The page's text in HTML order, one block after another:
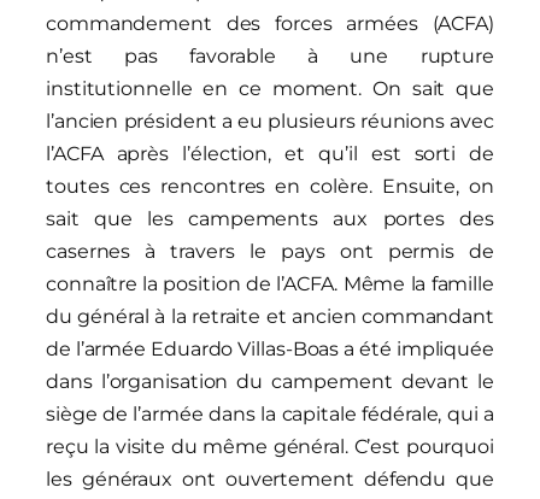
commandement des forces armées (ACFA)
n’est pas favorable à une rupture
institutionnelle en ce moment. On sait que
l’ancien président a eu plusieurs réunions avec
l’ACFA après l’élection, et qu’il est sorti de
toutes ces rencontres en colère. Ensuite, on
sait que les campements aux portes des
casernes à travers le pays ont permis de
connaître la position de l’ACFA. Même la famille
du général à la retraite et ancien commandant
de l’armée Eduardo Villas-Boas a été impliquée
dans l’organisation du campement devant le
siège de l’armée dans la capitale fédérale, qui a
reçu la visite du même général. C’est pourquoi
les généraux ont ouvertement défendu que